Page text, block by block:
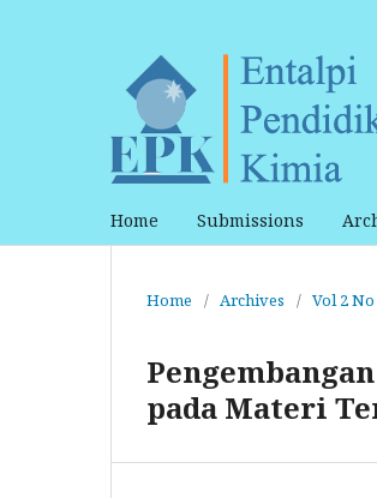
Home Submissions
Home / Archives / Vol 2 No
pada Materi